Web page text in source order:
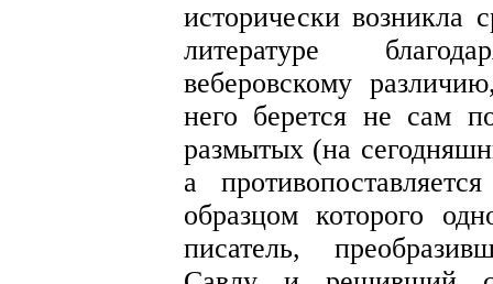
исторически возникла
литературе
веберовскому
него берется не сам
размытых (на
а
образцом которого
писатель,